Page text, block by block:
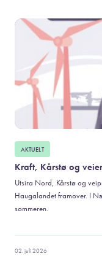
AKTUELT
Kraft, Kårstø og
Utsira Nord, Kårstø og
Haugalandet framover. I
sommeren.
02. juli 2026